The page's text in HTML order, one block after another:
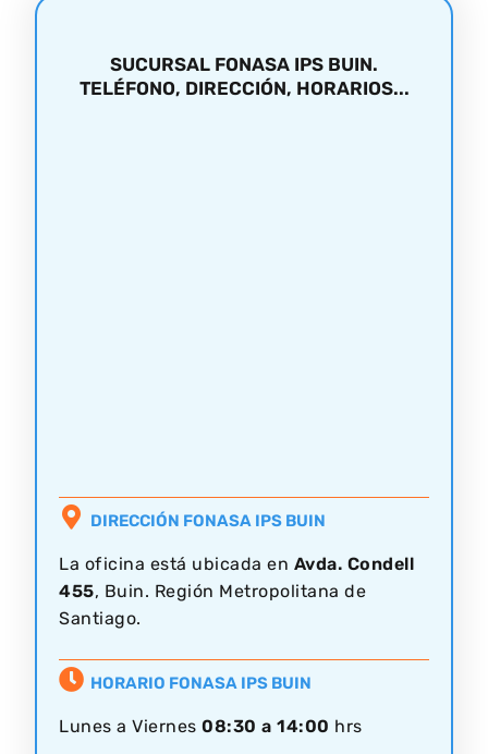
SUCURSAL FONASA IPS BUIN.
TELÉFONO, DIRECCIÓN, HORARIOS...
DIRECCIÓN FONASA IPS BUIN
La oficina está ubicada en Avda. Condell
455, Buin. Región Metropolitana de
Santiago.
HORARIO FONASA IPS BUIN
Lunes a Viernes 08:30 a 14:00 hrs